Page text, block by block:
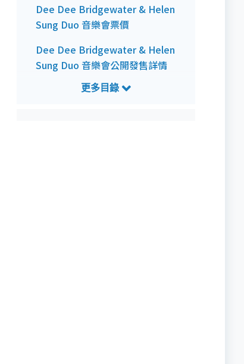
Dee Dee Bridgewater & Helen
Sung Duo 音樂會票價
Dee Dee Bridgewater & Helen
Sung Duo 音樂會公開發售詳情
Dee Dee Bridgewater & Helen